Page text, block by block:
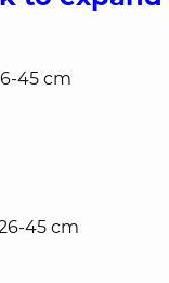
45 cm
45 cm